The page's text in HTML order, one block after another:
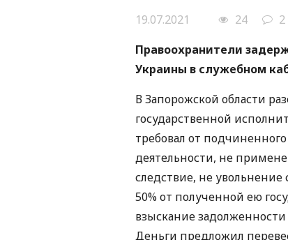
19.07.2021 24
2
Правоохранители
Украины в служебном
В Запорожской области
государственной
требовал от
деятельности, не
следствие, не
50% от полученной ею
взыскание
Деньги предложил